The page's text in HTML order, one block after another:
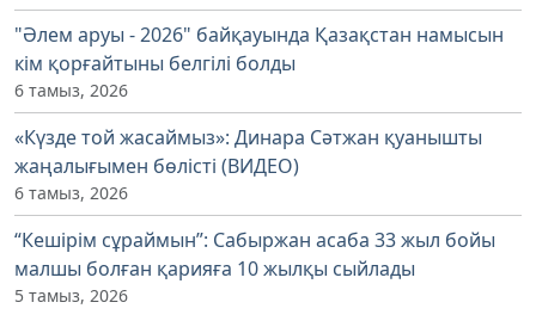
"Әлем аруы - 2026" байқауында Қазақстан намысын
кім қорғайтыны белгілі болды
6 тамыз, 2026
«Күзде той жасаймыз»: Динара Сәтжан қуанышты
жаңалығымен бөлісті (ВИДЕО)
6 тамыз, 2026
“Кешірім сұраймын”: Сабыржан асаба 33 жыл бойы
малшы болған қарияға 10 жылқы сыйлады
5 тамыз, 2026